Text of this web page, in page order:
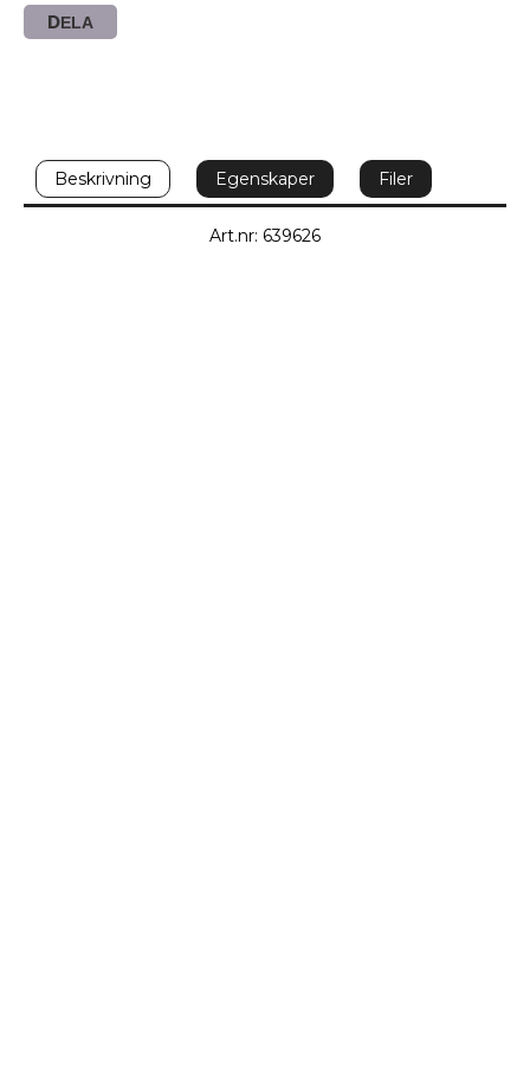
DELA
Beskrivning Egenskaper Filer
Art.nr: 639626